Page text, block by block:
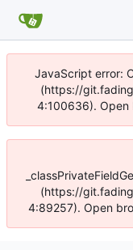
JavaScript error:
(https://
4:100636). Open
(https://
4:89257). Open